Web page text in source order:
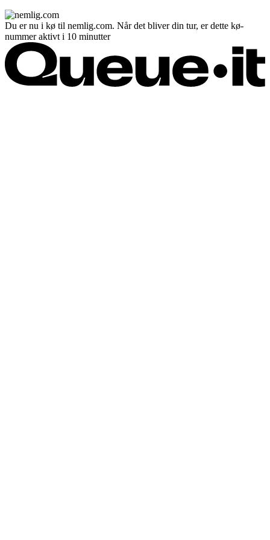
Du er nu i kø til nemlig.com. Når det bliver din tur, er dette kø-
nummer aktivt i 10 minutter